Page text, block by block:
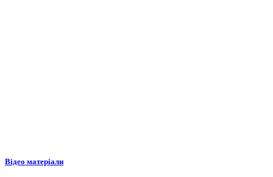
Відео матеріали